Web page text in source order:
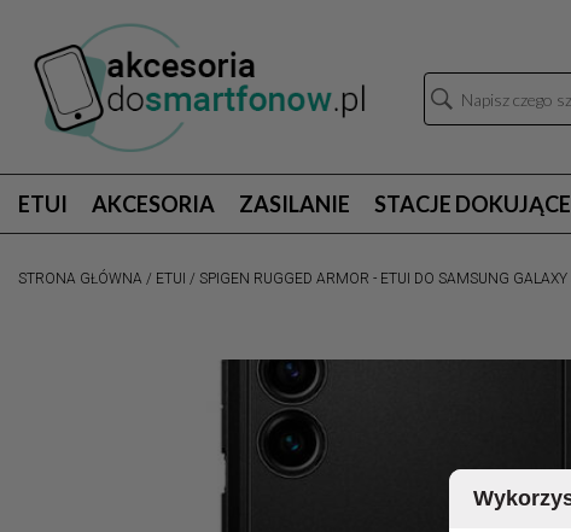
ETUI AKCESORIA ZASILANIE STACJE DOKUJĄCE
STRONA GŁÓWNA / ETUI / SPIGEN RUGGED ARMOR - ETUI DO SAMSUNG